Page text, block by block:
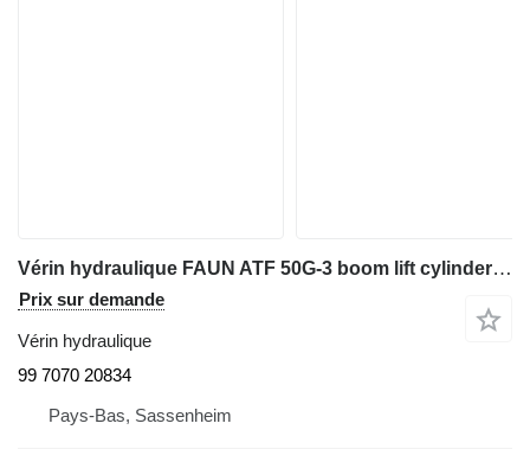
Vérin hydraulique FAUN ATF 50G-3 boom lift cylinder 99 7070 20834 pour grue mobile
Prix sur demande
Vérin hydraulique
99 7070 20834
Pays-Bas, Sassenheim